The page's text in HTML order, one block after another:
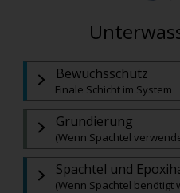
Bewuchsschutz
Finale Schicht im System
Grundierung
(Wenn Spachtel
Spachtel und
(Wenn Spachtel benötigt